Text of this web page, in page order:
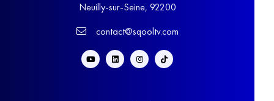
Neuilly-sur-Seine, 92200
contact@sqooltv.com